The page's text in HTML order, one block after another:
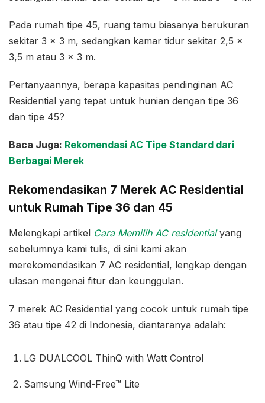
Pada rumah tipe 45, ruang tamu biasanya berukuran
sekitar 3 x 3 m, sedangkan kamar tidur sekitar 2,5 x
3,5 m atau 3 x 3 m.
Pertanyaannya, berapa kapasitas pendinginan AC
Residential yang tepat untuk hunian dengan tipe 36
dan tipe 45?
Baca Juga: Rekomendasi AC Tipe Standard dari
Berbagai Merek
Rekomendasikan 7 Merek AC Residential
untuk Rumah Tipe 36 dan 45
Melengkapi artikel Cara Memilih AC residentialyang
sebelumnya kami tulis, di sini kami akan
merekomendasikan 7 AC residential, lengkap dengan
ulasan mengenai fitur dan keunggulan.
7 merek AC Residential yang cocok untuk rumah tipe
36 atau tipe 42 di Indonesia, diantaranya adalah:
LG DUALCOOL ThinQ with Watt Control
Samsung Wind-Free™ Lite